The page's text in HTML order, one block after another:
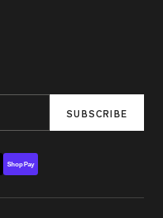
SUBSCRIBE
Shop Pay